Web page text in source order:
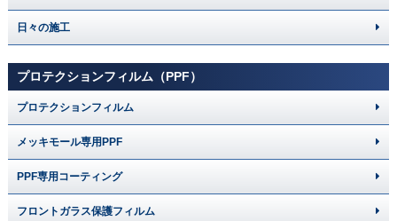
日々の施工
プロテクションフィルム（PPF）
プロテクションフィルム
メッキモール専用PPF
PPF専用コーティング
フロントガラス保護フィルム